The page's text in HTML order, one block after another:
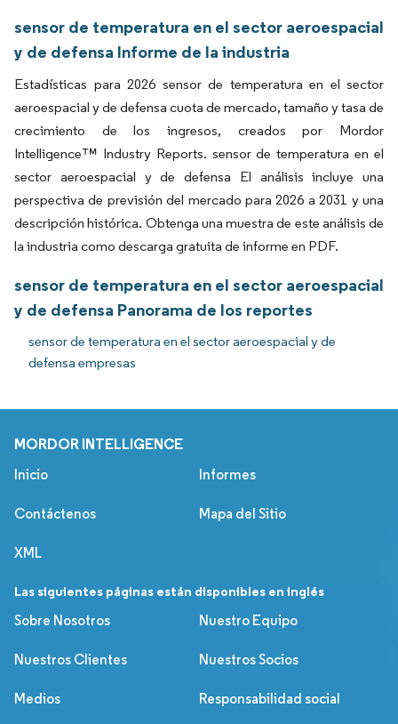
sensor de temperatura en el sector aeroespacial
y de defensa Informe de la industria
Estadísticas para 2026 sensor de temperatura en el sector
aeroespacial y de defensa cuota de mercado, tamaño y tasa de
crecimiento de los ingresos, creados por Mordor
Intelligence™ Industry Reports. sensor de temperatura en el
sector aeroespacial y de defensa El análisis incluye una
perspectiva de previsión del mercado para 2026 a 2031 y una
descripción histórica. Obtenga una muestra de este análisis de
la industria como descarga gratuita de informe en PDF.
sensor de temperatura en el sector aeroespacial
y de defensa Panorama de los reportes
sensor de temperatura en el sector aeroespacial y de
defensa empresas
MORDOR INTELLIGENCE
Inicio Informes
Contáctenos Mapa del Sitio
XML
Las siguientes páginas están disponibles en inglés
Sobre Nosotros
Nuestro Equipo
Nuestros Clientes Nuestros Socios
Medios Responsabilidad social